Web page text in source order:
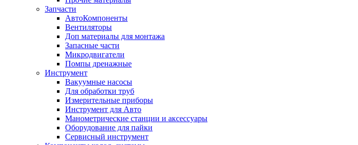
Запчасти
АвтоКомпоненты
Вентиляторы
Доп материалы для монтажа
Запасные части
Микродвигатели
Помпы дренажные
Инструмент
Вакуумные насосы
Для обработки труб
Измерительные приборы
Инструмент для Авто
Манометрические станции и аксессуары
Оборудование для пайки
Сервисный инструмент